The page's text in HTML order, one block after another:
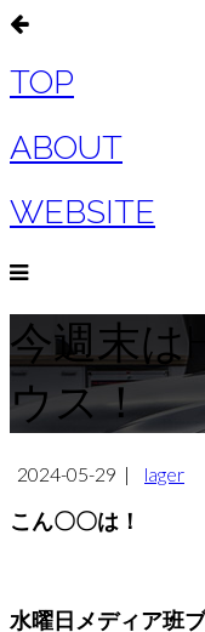
TOP
ABOUT
WEBSITE
今週末は
ウス！
2024-05-29 | lager
こん〇〇は！
水曜日メディア班